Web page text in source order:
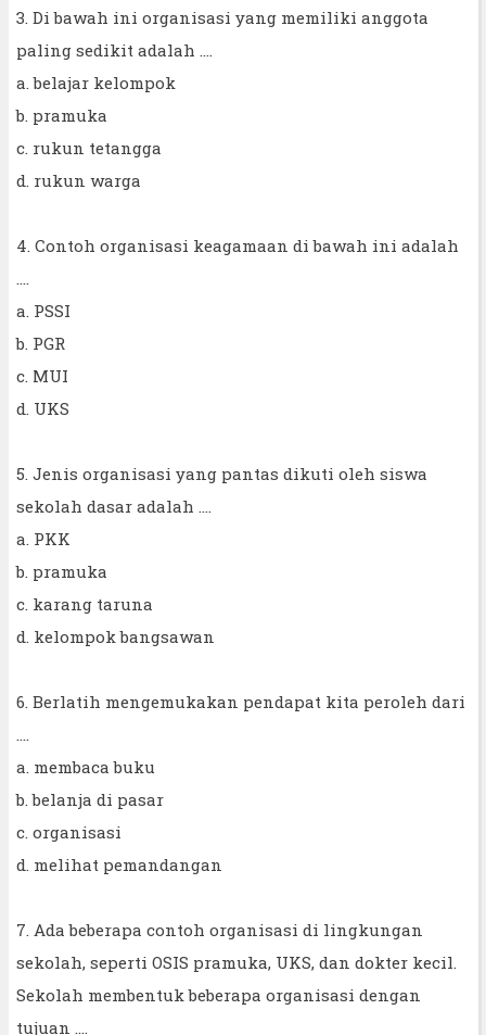
3. Di bawah ini organisasi yang memiliki anggota
paling sedikit adalah ....
a. belajar kelompok
b. pramuka
c. rukun tetangga
d. rukun warga
4. Contoh organisasi keagamaan di bawah ini adalah
a. PSSI
b. PGR
c. MUI
d. UKS
5. Jenis organisasi yang pantas dikuti oleh siswa
sekolah dasar adalah ....
a. PKK
b. pramuka
c. karang taruna
d. kelompok bangsawan
6. Berlatih mengemukakan pendapat kita peroleh dari
a. membaca buku
b. belanja di pasar
c. organisasi
d. melihat pemandangan
7. Ada beberapa contoh organisasi di lingkungan
sekolah, seperti OSIS pramuka, UKS, dan dokter kecil.
Sekolah membentuk beberapa organisasi dengan
tujuan ....